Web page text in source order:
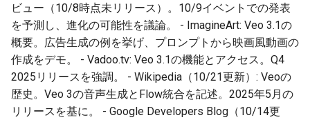
2026-03-25
2026-03-24
2026-03-23
2026-03-22
2025-09-05
2025-09-04
2025-09-03
2025-09-02
2026-03-25
2026-03-24
2026-03-23
2026-03-22
2025-09-09
2025-09-08
2025-09-07
2025-09-06
2026-03-22
2026-03-21
2026-03-20
2026-03-19
2026-03-21
2026-03-20
2026-03-19
2026-03-18
ビュー（10/8時点未リリース）。10/9イベントでの発表
を予測し、進化の可能性を議論。 - ImagineArt: Veo 3.1の
概要。広告生成の例を挙げ、プロンプトから映画風動画の
作成をデモ。 - Vadoo.tv: Veo 3.1の機能とアクセス。Q4
2025リリースを強調。 - Wikipedia（10/21更新）: Veoの
歴史。Veo 3の音声生成とFlow統合を記述。2025年5月の
リリースを基に。 - Google Developers Blog（10/14更